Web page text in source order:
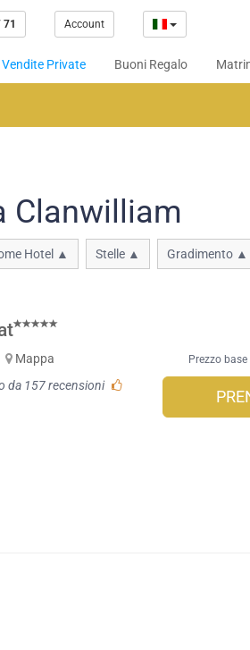
Account
Private Buoni Regalo
Clanwilliam
Hotel ▲ Stelle ▲ Gradimento ▲
Mappa
da 157 recensioni
Prezzo